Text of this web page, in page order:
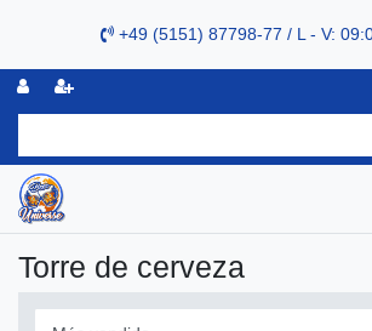
+49 (5151) 87798-77 / L - V:
Torre de cerveza